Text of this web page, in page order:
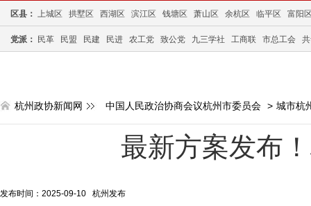
区县： 上城区 拱墅区 西湖区 滨江区 钱塘区 萧山区 余杭区 临平区 富阳
党派： 民革 民盟 民建 民进 农工党 致公党 九三学社 工商联 市总工会
杭州政协新闻网 中国人民政治协商会议杭州市委员会 > 城市杭
最新方案发布
发布时间：2025-09-10 杭州发布